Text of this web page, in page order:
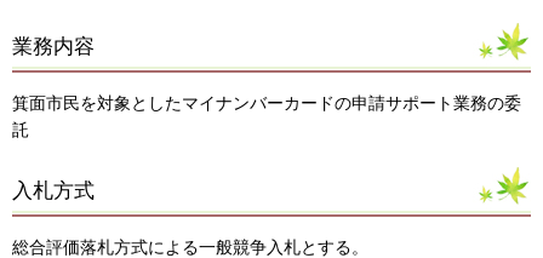
業務内容
箕面市民を対象としたマイナンバーカードの申請サポート業務の委
託
入札方式
総合評価落札方式による一般競争入札とする。